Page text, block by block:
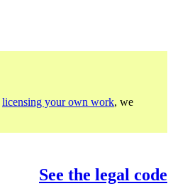
licensing your own work, we
See the legal code